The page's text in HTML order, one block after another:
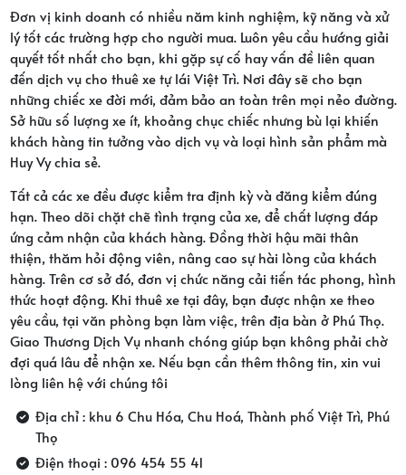
Đơn vị kinh doanh có nhiều năm kinh nghiệm, kỹ năng và xử
lý tốt các trường hợp cho người mua. Luôn yêu cầu hướng giải
quyết tốt nhất cho bạn, khi gặp sự cố hay vấn đề liên quan
đến dịch vụ cho thuê xe tự lái Việt Trì. Nơi đây sẽ cho bạn
những chiếc xe đời mới, đảm bảo an toàn trên mọi nẻo đường.
Sở hữu số lượng xe ít, khoảng chục chiếc nhưng bù lại khiến
khách hàng tin tưởng vào dịch vụ và loại hình sản phẩm mà
Huy Vy chia sẻ.
Tất cả các xe đều được kiểm tra định kỳ và đăng kiểm đúng
hạn. Theo dõi chặt chẽ tình trạng của xe, để chất lượng đáp
ứng cảm nhận của khách hàng. Đồng thời hậu mãi thân
thiện, thăm hỏi động viên, nâng cao sự hài lòng của khách
hàng. Trên cơ sở đó, đơn vị chức năng cải tiến tác phong, hình
thức hoạt động. Khi thuê xe tại đây, bạn được nhận xe theo
yêu cầu, tại văn phòng bạn làm việc, trên địa bàn ở Phú Thọ.
Giao Thương Dịch Vụ nhanh chóng giúp bạn không phải chờ
đợi quá lâu để nhận xe. Nếu bạn cần thêm thông tin, xin vui
lòng liên hệ với chúng tôi
Địa chỉ : khu 6 Chu Hóa, Chu Hoá, Thành phố Việt Trì, Phú
Thọ
Điện thoại : 096 454 55 41